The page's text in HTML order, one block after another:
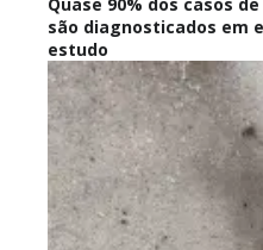
são diagnosticados em
estudo